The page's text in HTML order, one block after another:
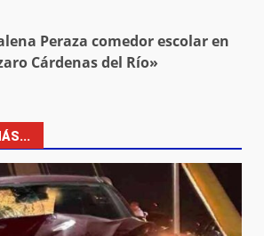
Peraza comedor escolar en
Cárdenas del Río»